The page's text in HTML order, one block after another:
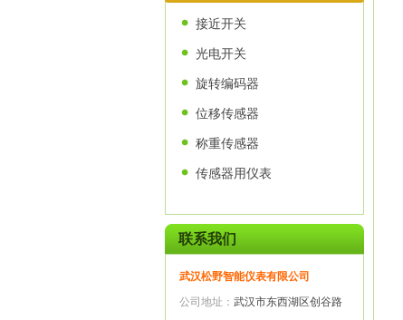
接近开关
光电开关
旋转编码器
位移传感器
称重传感器
传感器用仪表
联系我们
武汉松野智能仪表有限公司
公司地址： 武汉市东西湖区创谷路